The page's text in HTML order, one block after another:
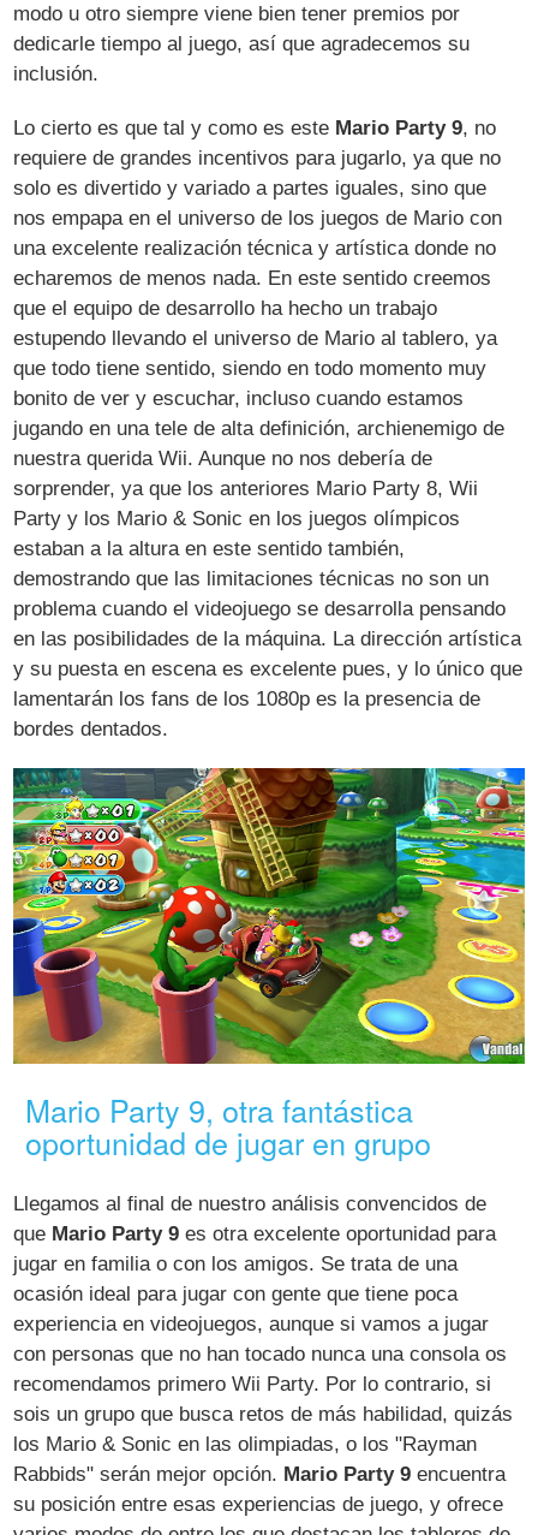
modo u otro siempre viene bien tener premios por
dedicarle tiempo al juego, así que agradecemos su
inclusión.
Lo cierto es que tal y como es este Mario Party 9, no
requiere de grandes incentivos para jugarlo, ya que no
solo es divertido y variado a partes iguales, sino que
nos empapa en el universo de los juegos de Mario con
una excelente realización técnica y artística donde no
echaremos de menos nada. En este sentido creemos
que el equipo de desarrollo ha hecho un trabajo
estupendo llevando el universo de Mario al tablero, ya
que todo tiene sentido, siendo en todo momento muy
bonito de ver y escuchar, incluso cuando estamos
jugando en una tele de alta definición, archienemigo de
nuestra querida Wii. Aunque no nos debería de
sorprender, ya que los anteriores Mario Party 8, Wii
Party y los Mario & Sonic en los juegos olímpicos
estaban a la altura en este sentido también,
demostrando que las limitaciones técnicas no son un
problema cuando el videojuego se desarrolla pensando
en las posibilidades de la máquina. La dirección artística
y su puesta en escena es excelente pues, y lo único que
lamentarán los fans de los 1080p es la presencia de
bordes dentados.
Mario Party 9, otra fantástica
oportunidad de jugar en grupo
Llegamos al final de nuestro análisis convencidos de
que Mario Party 9 es otra excelente oportunidad para
jugar en familia o con los amigos. Se trata de una
ocasión ideal para jugar con gente que tiene poca
experiencia en videojuegos, aunque si vamos a jugar
con personas que no han tocado nunca una consola os
recomendamos primero Wii Party. Por lo contrario, si
sois un grupo que busca retos de más habilidad, quizás
los Mario & Sonic en las olimpiadas, o los "Rayman
Rabbids" serán mejor opción. Mario Party 9 encuentra
su posición entre esas experiencias de juego, y ofrece